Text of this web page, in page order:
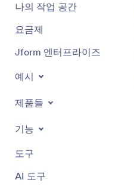
나의 작업 공간
요금제
Jform 엔터프라이즈
예시
제품들
기능
도구
AI 도구